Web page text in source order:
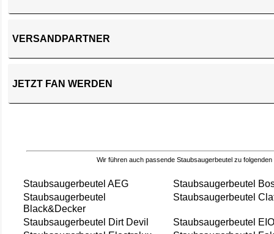
VERSANDPARTNER
JETZT FAN WERDEN
Wir führen auch passende Staubsaugerbeutel zu folgenden
Staubsaugerbeutel AEG
Staubsaugerbeutel
Staubsaugerbeutel
Black&Decker
Staubsaugerbeutel
Staubsaugerbeutel Dirt Devil
Staubsaugerbeutel